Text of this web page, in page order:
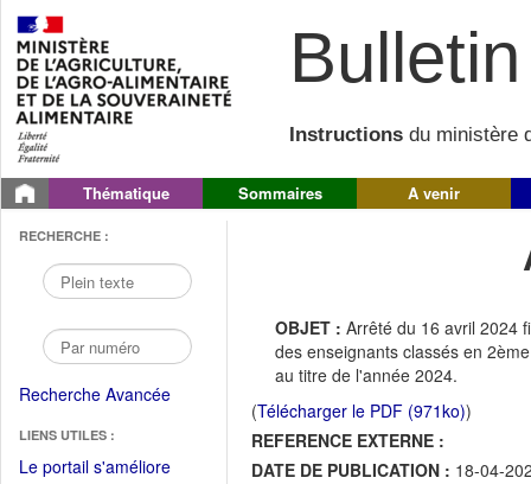
Instructions du ministère
Thématique Sommaires A venir
RECHERCHE :
Recherche Avancée
LIENS UTILES :
Le portail s'améliore(Fichier
OBJET : Arrêté du 16 avril 2024
des enseignants classés en
au titre de l'année 2024.
(Télécharger le PDF (971ko))
REFERENCE EXTERNE :
DATE DE PUBLICATION : 18-04-